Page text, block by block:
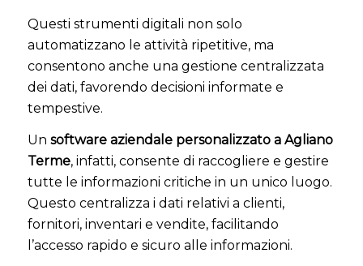
Questi strumenti digitali non solo
automatizzano le attività ripetitive, ma
consentono anche una gestione centralizzata
dei dati, favorendo decisioni informate e
tempestive.
Un software aziendale personalizzato a Agliano
Terme, infatti, consente di raccogliere e gestire
tutte le informazioni critiche in un unico luogo.
Questo centralizza i dati relativi a clienti,
fornitori, inventari e vendite, facilitando
l’accesso rapido e sicuro alle informazioni.